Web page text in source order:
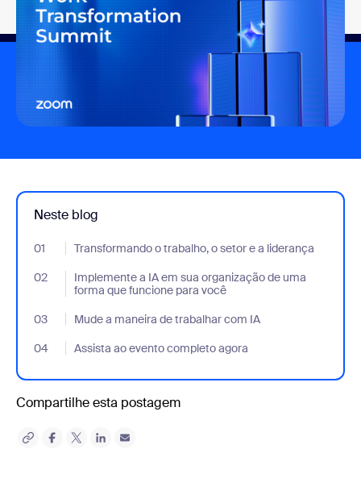
Neste blog
01 Transformando o trabalho, o setor e a liderança
- Jumplink to Transformando o trabalho, o setor e a liderança
02
Implemente a IA em sua organização de uma
forma que funcione para você
- Jumplink to Implemente a IA em sua organização de uma
03 Mude a maneira de trabalhar com IA
- Jumplink to Mude a maneira de trabalhar com IA
04
Assista ao evento completo agora
- Jumplink to Assista ao evento completo agora
Compartilhe esta postagem